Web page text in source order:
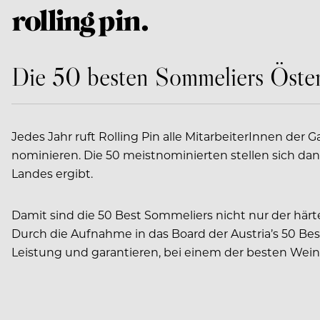
Die 50 besten Sommeliers
Jedes Jahr ruft Rolling Pin alle MitarbeiterInnen der
nominieren. Die 50 meistnominierten stellen sich
Landes ergibt.
Damit sind die 50 Best Sommeliers nicht nur der
Durch die Aufnahme in das Board der Austria’s 50
Leistung und garantieren, bei einem der besten